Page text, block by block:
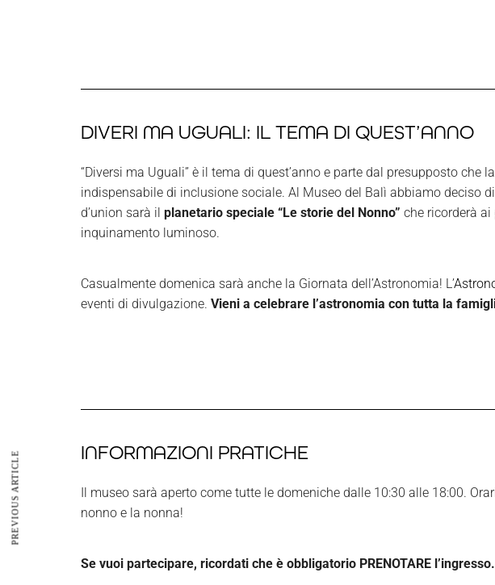
DIVERI MA UGUALI: IL TEMA DI QUEST’ANNO
“Diversi ma Uguali” è il tema di quest’anno e parte dal presupposto che la
indispensabile di inclusione sociale. Al Museo del Balì abbiamo deciso
d’union sarà il planetario speciale “Le storie del Nonno” che ricorderà
inquinamento luminoso.
Casualmente domenica sarà anche la Giornata dell’Astronomia! L’
eventi di divulgazione. Vieni a celebrare l’astronomia con tutta la
INFORMAZIONI PRATICHE
Il museo sarà aperto come tutte le domeniche dalle 10:30 alle 18:00.
nonno e la nonna!
Se vuoi partecipare, ricordati che è obbligatorio PRENOTARE l’ingresso.
PREVIOUS ARTICLE